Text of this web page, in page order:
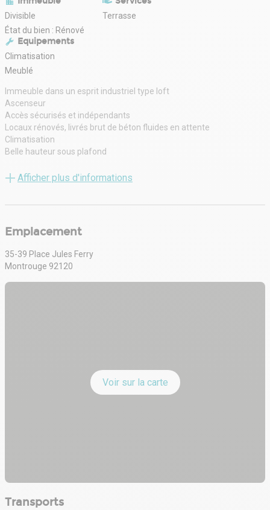
Divisible
État du bien : Rénové
Terrasse
Equipements
Climatisation
Meublé
Immeuble dans un esprit industriel type loft
Ascenseur
Accès sécurisés et indépendants
Locaux rénovés, livrés brut de béton fluides en attente
Climatisation
Belle hauteur sous plafond
Terrasse privative aux R+2
Afficher plus d'informations
Emplacement
35-39 Place Jules Ferry
Montrouge 92120
Voir sur la carte
Transports